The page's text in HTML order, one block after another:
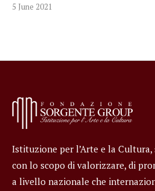
5 June 2021
Istituzione per l’Arte e la
con lo scopo di valorizzare, di
a livello nazionale che